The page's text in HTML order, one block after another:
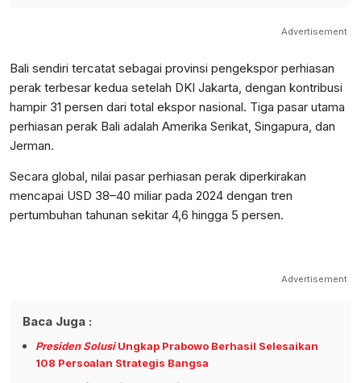
Advertisement
Bali sendiri tercatat sebagai provinsi pengekspor perhiasan
perak terbesar kedua setelah DKI Jakarta, dengan kontribusi
hampir 31 persen dari total ekspor nasional. Tiga pasar utama
perhiasan perak Bali adalah Amerika Serikat, Singapura, dan
Jerman.
Secara global, nilai pasar perhiasan perak diperkirakan
mencapai USD 38–40 miliar pada 2024 dengan tren
pertumbuhan tahunan sekitar 4,6 hingga 5 persen.
Advertisement
Baca Juga :
Presiden SolusiUngkap Prabowo Berhasil Selesaikan
108 Persoalan Strategis Bangsa